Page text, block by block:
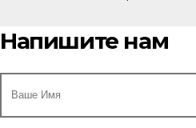
Напишите нам